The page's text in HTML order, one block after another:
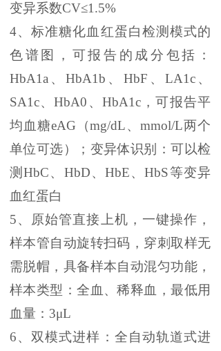
变异系数CV≤1.5%
4、标准糖化血红蛋白检测模式的
色谱图，可报告的成分包括：
HbA1a、HbA1b、HbF、LA1c、
SA1c、HbA0、HbA1c，可报告平
均血糖eAG（mg/dL、mmol/L两个
单位可选）
； 变异体识别：可以检
测HbC、HbD、HbE、HbS等变异
血红蛋白
5、 原始管直接上机，一键操作，
样本管自动旋转扫码，穿刺取样无
需脱帽，具备样本自动混匀功能 ，
样本类型：全血、稀释血 ，最低用
血量： 3μL
6、 双模式进样：全自动轨道式进